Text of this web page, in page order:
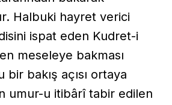
Halbuki hayret verici
ispat eden Kudret-i
meseleye bakması
bakış açısı ortaya
umur-u itibârî tabir edilen